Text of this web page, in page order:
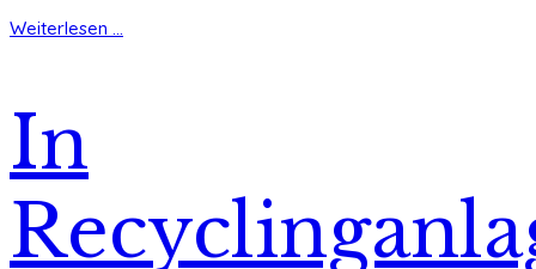
Weiterlesen ...
In